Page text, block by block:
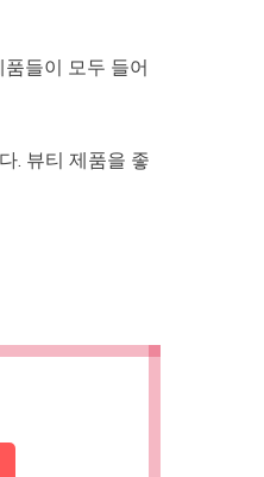
들이 모두 들어
. 뷰티 제품을 좋